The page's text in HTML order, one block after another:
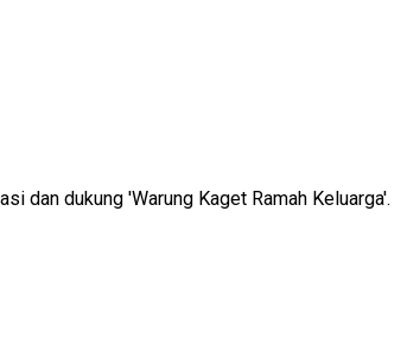
dan dukung 'Warung Kaget Ramah Keluarga'.